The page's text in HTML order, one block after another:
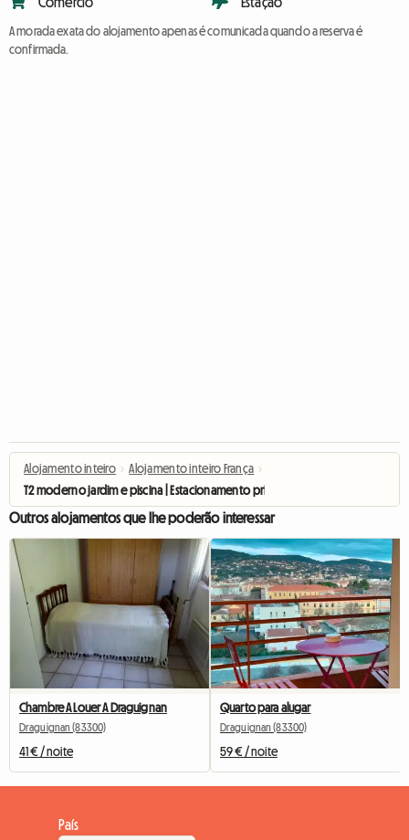
A morada exata do alojamento apenas é comunicada quando a reserva é
confirmada.
Alojamento inteiro › Alojamento inteiro França ›
T2 moderno jardim e piscina | Estacionamento privado
Outros alojamentos que lhe poderão interessar
Chambre A Louer A Draguignan
Draguignan (83300)
41 € / noite
Quarto para alugar
Draguignan (83300)
59 € / noite
País